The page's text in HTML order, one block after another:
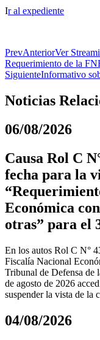
Ir al expediente
PrevAnteriorVer
Requerimiento de la
SiguienteInformativo
Noticias
06/08/2026
Causa Rol C
fecha para la
Económica
otras” para el
En los autos Rol C N°
Fiscalía Nacional
Tribunal de Defensa de
de agosto de 2026
suspender la vista de
04/08/2026